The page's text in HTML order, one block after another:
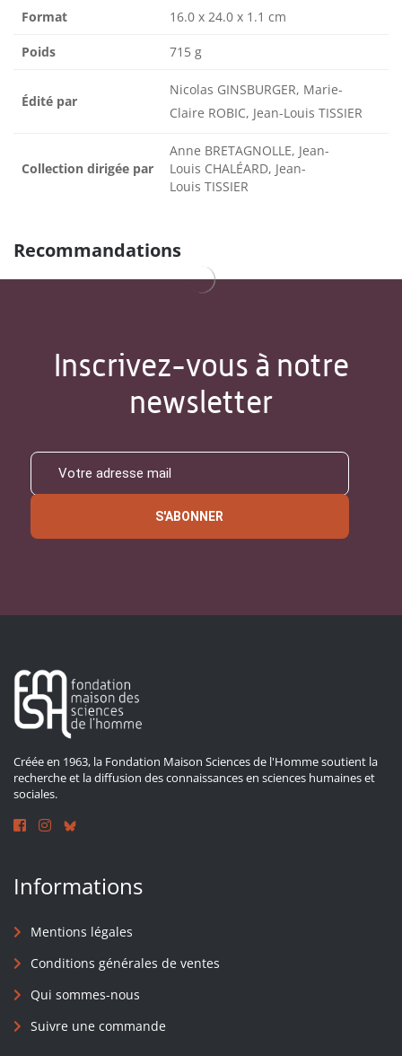
Format 16.0 x 24.0 x 1.1 cm
Poids 715 g
Édité par
Nicolas GINSBURGER, Marie-
Claire ROBIC, Jean-Louis TISSIER
Collection dirigée par
Anne BRETAGNOLLE, Jean-
Louis CHALÉARD, Jean-
Louis TISSIER
Recommandations
Inscrivez-vous à notre
newsletter
S'ABONNER
Créée en 1963, la Fondation Maison Sciences de l'Homme soutient la
recherche et la diffusion des connaissances en sciences humaines et
sociales.
Informations
Mentions légales
Conditions générales de ventes
Qui sommes-nous
Suivre une commande